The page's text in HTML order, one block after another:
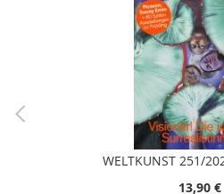
WELTKUNST 251/
13,90 €